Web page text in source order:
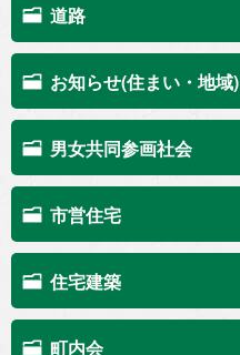
道路
お知らせ(住まい・地域)
男女共同参画社会
市営住宅
住宅建築
町内会